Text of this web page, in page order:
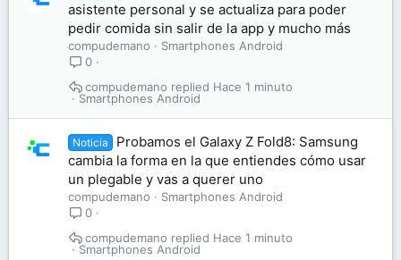
asistente personal y se actualiza para poder
pedir comida sin salir de la app y mucho más
compudemano
Smartphones Android
0
Smartphones Android
Hace 1 minuto
compudemano
Noticia
Probamos el Galaxy Z Fold8: Samsung
cambia la forma en la que entiendes cómo usar
un plegable y vas a querer uno
compudemano
Smartphones Android
0
Smartphones Android
Hace 1 minuto
compudemano